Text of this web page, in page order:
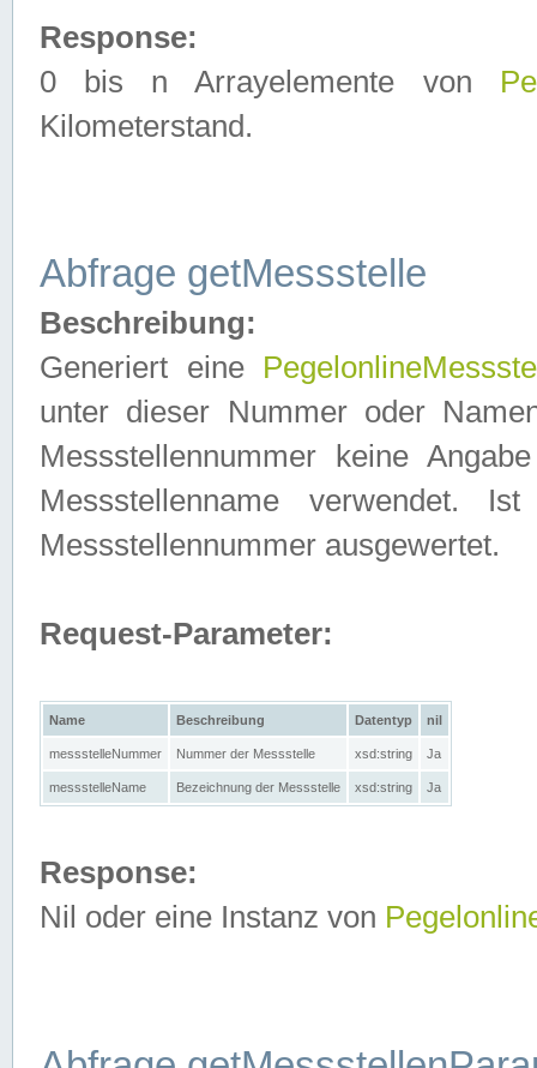
Response:
0 bis n Arrayelemente von
Kilometerstand.
Abfrage getMessstelle
Beschreibung:
Generiert eine
unter dieser Nummer oder
Messstellennummer keine
Messstellenname verwendet.
Messstellennummer ausgewertet.
Request-Parameter:
Name Beschreibung Datentyp nil
messstelleNummer Nummer der Messstelle xsd:string Ja
messstelleName Bezeichnung der Messstelle xsd:string Ja
Response:
Nil oder eine Instanz von